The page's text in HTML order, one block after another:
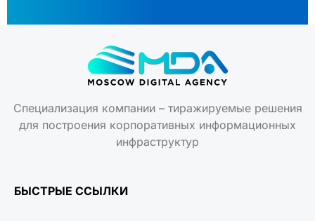
Специализация компании – тиражируемые решения
для построения корпоративных информационных
инфраструктур
БЫСТРЫЕ ССЫЛКИ